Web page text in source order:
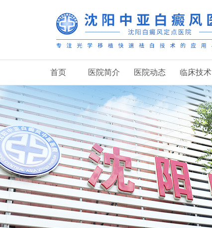
首页 医院简介 医院动态 临床技术